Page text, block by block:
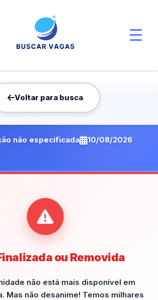
Voltar para busca
não encontrada
não especificada 10/08/2026
ou Removida
não está mais disponível em
Mas não desanime! Temos milhares